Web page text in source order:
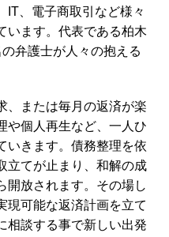
IT、電子商取引など様々
います。代表である柏木
弁護士が人々の抱える
、または毎月の返済が楽
や個人再生など、一人ひ
いきます。債務整理を依
立てが止まり、和解の成
開放されます。その場し
現可能な返済計画を立て
相談する事で新しい出発